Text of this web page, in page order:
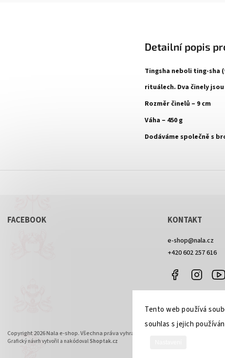
Tento web používá
souhlas s jejich
Detailní popis
Tingsha neboli ting-sha
rituálech. Dva činely
Rozměr činelů – 9 cm
Váha – 450 g
Dodáváme společně s
FACEBOOK KONTAKT
e-shop@nala.cz
+420 602 257 616
Facebook
Copyright 2026Nala e-shop. Všechna práva vyhrazena.
Grafický návrh vytvořil a nakódovalShoptak.cz